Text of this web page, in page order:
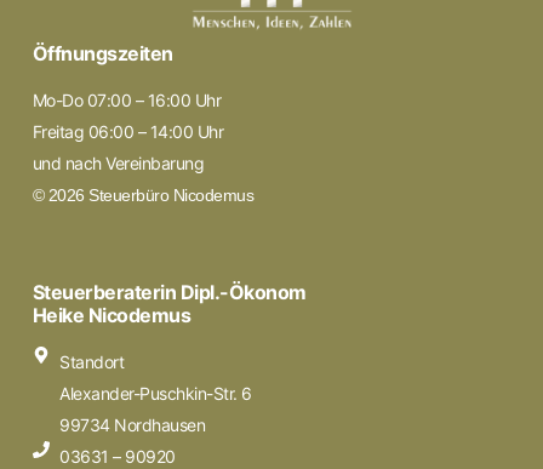
Öffnungszeiten
Mo-Do 07:00 – 16:00 Uhr
Freitag 06:00 – 14:00 Uhr
und nach Vereinbarung
© 2026 Steuerbüro Nicodemus
Steuerberaterin Dipl.-Ökonom
Heike Nicodemus
Standort
Alexander-Puschkin-Str. 6
99734 Nordhausen
03631 – 90920